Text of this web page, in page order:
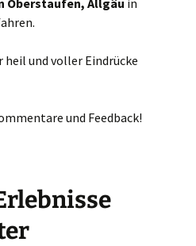
Oberstaufen, Allgäu in
heil und voller Eindrücke
und Feedback!